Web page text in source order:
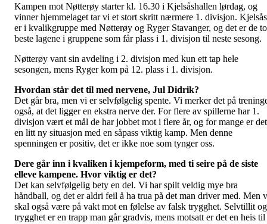
Kampen mot Nøtterøy starter kl. 16.30 i Kjelsåshallen lørdag, og
vinner hjemmelaget tar vi et stort skritt nærmere 1. divisjon. Kjelsås
er i kvalikgruppe med Nøtterøy og Ryger Stavanger, og det er de to
beste lagene i gruppene som får plass i 1. divisjon til neste sesong.
Nøtterøy vant sin avdeling i 2. divisjon med kun ett tap hele
sesongen, mens Ryger kom på 12. plass i 1. divisjon.
Hvordan står det til med nervene, Jul Didrik?
Det går bra, men vi er selvfølgelig spente. Vi merker det på
også, at det ligger en ekstra nerve der. For flere av spillerne har 1.
divisjon vært et mål de har jobbet mot i flere år, og for mange er det
en litt ny situasjon med en såpass viktig kamp. Men denne
spenningen er positiv, det er ikke noe som tynger oss.
Dere går inn i kvaliken i kjempeform, med ti seire på de siste
elleve kampene. Hvor viktig er det?
Det kan selvfølgelig bety en del. Vi har spilt veldig mye bra
håndball, og det er aldri feil å ha trua på det man driver med. Men
skal også være på vakt mot en følelse av falsk trygghet. Selvtillit og
trygghet er en trapp man går gradvis, mens motsatt er det en heis til